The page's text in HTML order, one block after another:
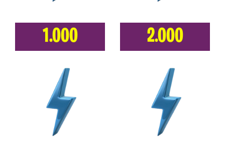
1.000 2.000